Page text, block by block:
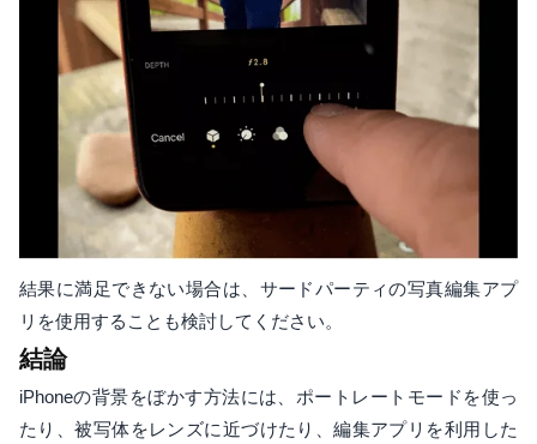
結果に満足できない場合は、サードパーティの写真編集アプ
リを使用することも検討してください。
結論
iPhoneの背景をぼかす方法には、ポートレートモードを使っ
たり、被写体をレンズに近づけたり、編集アプリを利用した